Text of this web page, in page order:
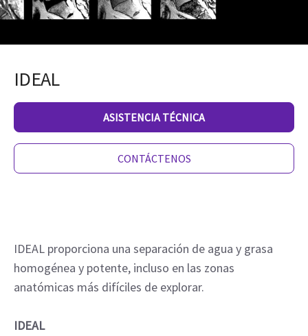
IDEAL
ASISTENCIA TÉCNICA
CONTÁCTENOS
IDEAL proporciona una separación de agua y grasa
homogénea y potente, incluso en las zonas
anatómicas más difíciles de explorar.
IDEAL